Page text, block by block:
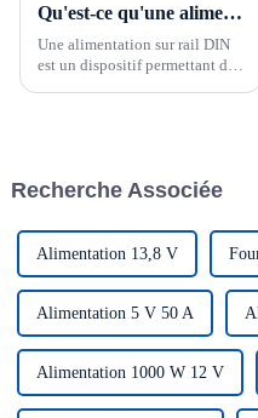
Qu'est-ce qu'une alimentation sur rail DIN ?
Une alimentation sur rail DIN
est un dispositif permettant de
alimentation sur rail DIN…
Recherche Associée
Alimentation 13,8 V
Alimentation 5 V 50 A
Alimentation 1000 W 12 V